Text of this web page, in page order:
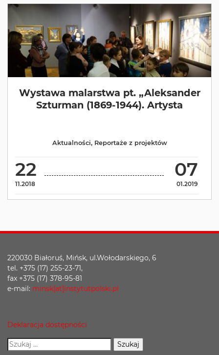
Wystawa malarstwa pt. „Aleksander
Szturman (1869-1944). Artysta
22
11.2018
07
01.2019
Aktualności, Reportaże z projektów
220030 Białoruś, Mińsk, ul.Wołodarskiego, 6
tel. +375 (17) 255-23-71,
fax +375 (17) 378-95-81
e-mail: minsk[at]instytutpolski.pl
Deklaracja dostępności